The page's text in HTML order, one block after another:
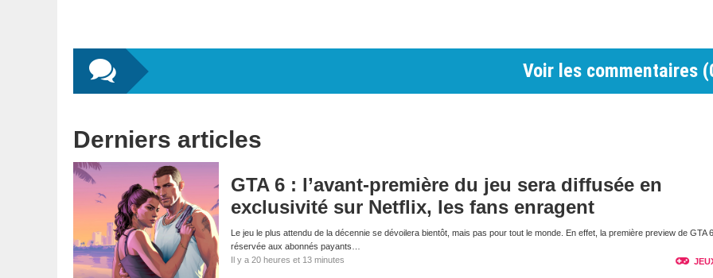
Voir les commentaires (
Derniers articles
GTA 6 : l’avant-première du jeu sera diffusée en
exclusivité sur Netflix, les fans enragent
Le jeu le plus attendu de la décennie se dévoilera bientôt, mais pas pour tout le monde. En effet, la première preview de GTA
réservée aux abonnés payants…
Il y a 20 heures et 13 minutes